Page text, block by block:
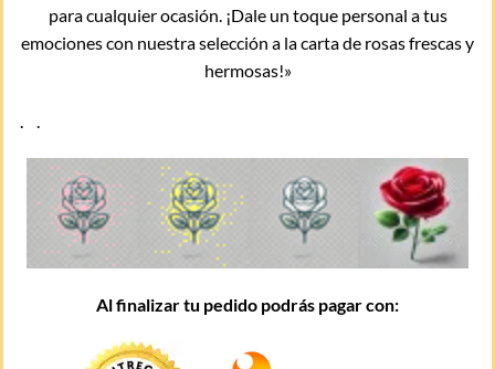
para cualquier ocasión. ¡Dale un toque personal a tus
emociones con nuestra selección a la carta de rosas frescas y
hermosas!»
. .
Al finalizar tu pedido podrás pagar con: